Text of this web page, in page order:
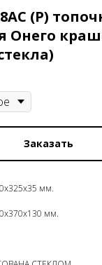
(Р)
Онего
Заказать
мм.
мм.